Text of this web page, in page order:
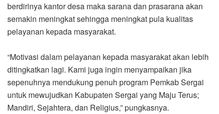
berdirinya kantor desa maka sarana dan prasarana akan
semakin meningkat sehingga meningkat pula kualitas
pelayanan kepada masyarakat.
“Motivasi dalam pelayanan kepada masyarakat akan lebih
ditingkatkan lagi. Kami juga ingin menyampaikan jika
sepenuhnya mendukung penuh program Pemkab Sergai
untuk mewujudkan Kabupaten Sergai yang Maju Terus;
Mandiri, Sejahtera, dan Religius,” pungkasnya.